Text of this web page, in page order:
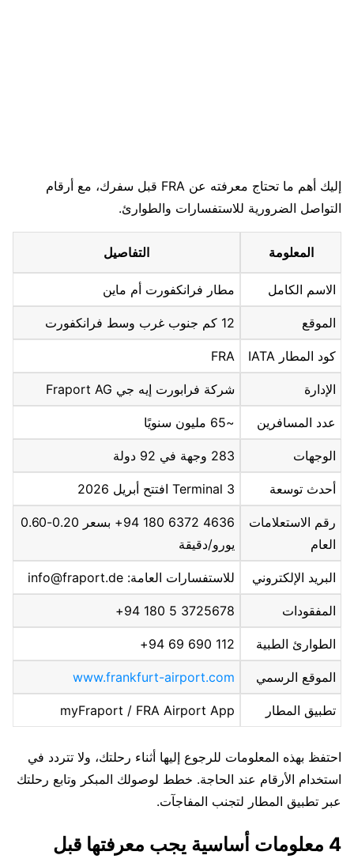
إليك أهم ما تحتاج معرفته عن FRA قبل سفرك، مع أرقام
التواصل الضرورية للاستفسارات والطوارئ.
المعلومة التفاصيل
الاسم الكامل مطار فرانكفورت أم ماين
الموقع 12 كم جنوب غرب وسط فرانكفورت
كود المطار IATA FRA
الإدارة شركة فرابورت إيه جي Fraport AG
عدد المسافرين ~65 مليون سنويًا
الوجهات 283 وجهة في 92 دولة
أحدث توسعة Terminal 3 افتتح أبريل 2026
رقم الاستعلامات
العام
4636 6372 180 94+ بسعر 0.20-0.60
يورو/دقيقة
البريد الإلكتروني للاستفسارات العامة: info@fraport.de
المفقودات 3725678 5 180 94+
الطوارئ الطبية 112 690 69 94+
الموقع الرسمي www.frankfurt-airport.com
تطبيق المطار myFraport / FRA Airport App
احتفظ بهذه المعلومات للرجوع إليها أثناء رحلتك، ولا تتردد في
استخدام الأرقام عند الحاجة. خطط لوصولك المبكر وتابع رحلتك
عبر تطبيق المطار لتجنب المفاجآت.
4 معلومات أساسية يجب معرفتها قبل